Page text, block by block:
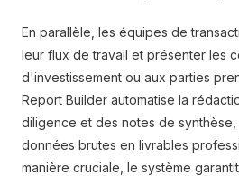
En parallèle, les équipes de
leur flux de travail et présenter les
d'investissement ou aux parties
Report Builder automatise la
diligence et des notes de synthèse,
données brutes en livrables
manière cruciale, le système